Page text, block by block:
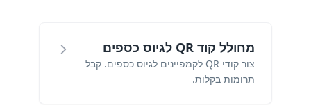
מחולל קוד QR לגיוס כספים
צור קודי QR לקמפיינים לגיוס כספים. קבל
תרומות בקלות.